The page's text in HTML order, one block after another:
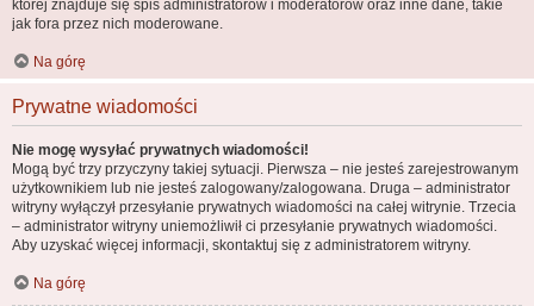
której znajduje się spis administratorów i moderatorów oraz inne dane, takie
jak fora przez nich moderowane.
Na górę
Prywatne wiadomości
Nie mogę wysyłać prywatnych wiadomości!
Mogą być trzy przyczyny takiej sytuacji. Pierwsza – nie jesteś zarejestrowanym
użytkownikiem lub nie jesteś zalogowany/zalogowana. Druga – administrator
witryny wyłączył przesyłanie prywatnych wiadomości na całej witrynie. Trzecia
– administrator witryny uniemożliwił ci przesyłanie prywatnych wiadomości.
Aby uzyskać więcej informacji, skontaktuj się z administratorem witryny.
Na górę